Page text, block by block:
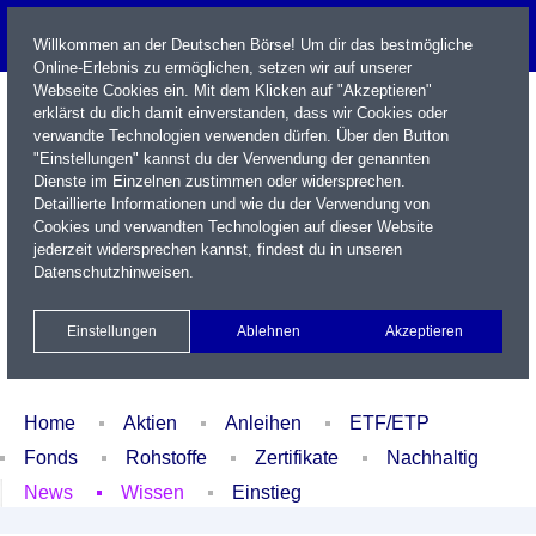
Name / WKN / ISIN / Kürzel
Xetra Realtime
Watchlist Portfolio Login
Home Aktien Anleihen
ETF/ETP
Fonds
Rohstoffe Zertifikate
Nachhaltig
News
Wissen Einstieg
Willkommen an der Deutschen Börse! Um dir das bestmögliche
Online-Erlebnis zu ermöglichen, setzen wir auf unserer
Webseite Cookies ein. Mit dem Klicken auf "Akzeptieren"
erklärst du dich damit einverstanden, dass wir Cookies oder
verwandte Technologien verwenden dürfen. Über den Button
"Einstellungen" kannst du der Verwendung der genannten
Dienste im Einzelnen zustimmen oder widersprechen.
Detaillierte Informationen und wie du der Verwendung von
Cookies und verwandten Technologien auf dieser Website
jederzeit widersprechen kannst, findest du in unseren
Datenschutzhinweisen.
Einstellungen Ablehnen Akzeptieren